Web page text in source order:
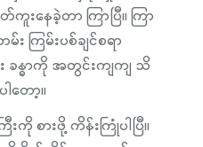
နေခဲ့တာ ကြာပြီ။ ကြာ
ကြမ်းပစ်ချင်စရာ
ခန္ဓာကို အတွင်းကျကျ သိ
တော့။
ကို စားဖို့ ကိန်းကြုံပါပြီ။